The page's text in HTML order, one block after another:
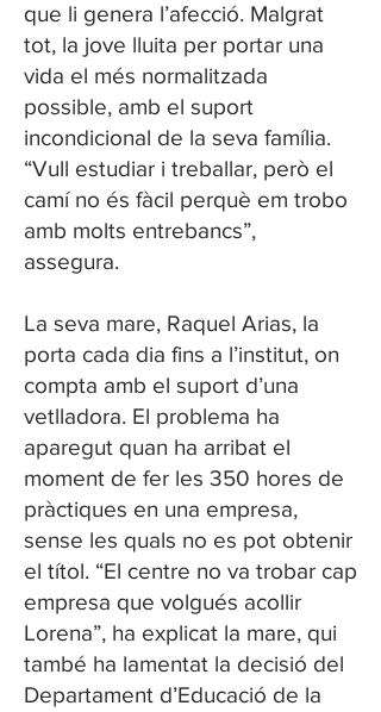
que li genera l’afecció. Malgrat
tot, la jove lluita per portar una
vida el més normalitzada
possible, amb el suport
incondicional de la seva família.
“Vull estudiar i treballar, però el
camí no és fàcil perquè em trobo
amb molts entrebancs”,
assegura.
La seva mare, Raquel Arias, la
porta cada dia fins a l’institut, on
compta amb el suport d’una
vetlladora. El problema ha
aparegut quan ha arribat el
moment de fer les 350 hores de
pràctiques en una empresa,
sense les quals no es pot obtenir
el títol. “El centre no va trobar cap
empresa que volgués acollir
Lorena”, ha explicat la mare, qui
també ha lamentat la decisió del
Departament d’Educació de la